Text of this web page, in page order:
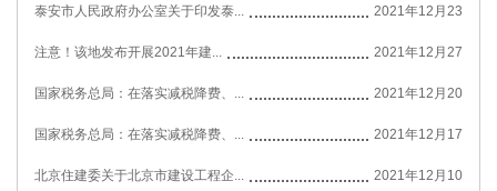
泰安市人民政府办公室关于印发泰... 2021年12月23
注意！该地发布开展2021年建... 2021年12月27
国家税务总局：在落实减税降费、... 2021年12月20
国家税务总局：在落实减税降费、... 2021年12月17
北京住建委关于北京市建设工程企... 2021年12月10